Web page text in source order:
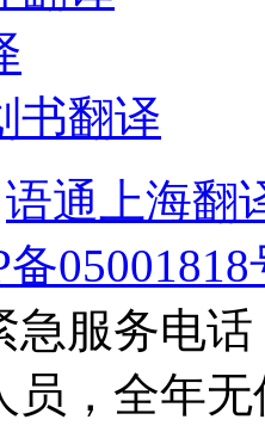
书翻译
语通上海翻
05001818
急服务电
员，全年无